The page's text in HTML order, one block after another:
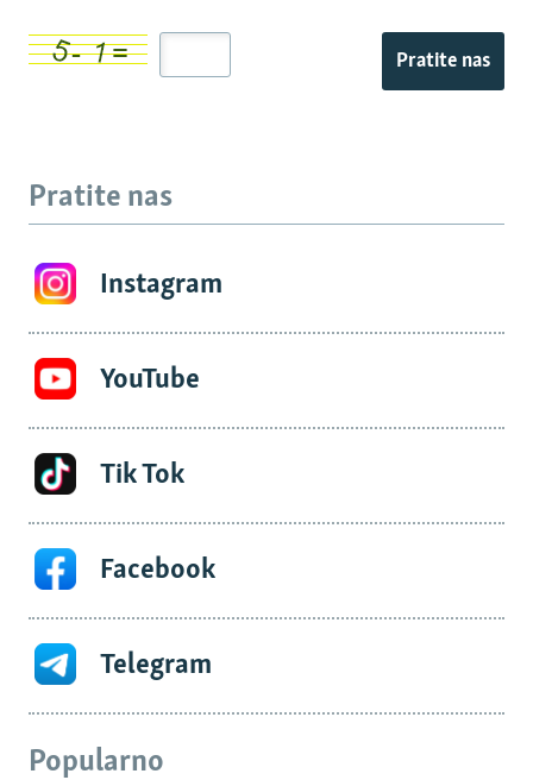
Pratite nas
Pratite nas
Instagram
YouTube
Tik Tok
Facebook
Telegram
Popularno